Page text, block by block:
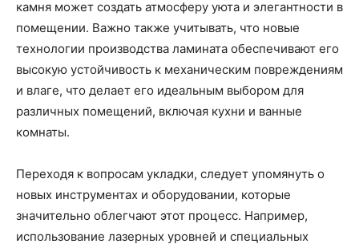
камня может создать атмосферу уюта и элегантности в
помещении. Важно также учитывать, что новые
технологии производства ламината обеспечивают его
высокую устойчивость к механическим повреждениям
и влаге, что делает его идеальным выбором для
различных помещений, включая кухни и ванные
комнаты.
Переходя к вопросам укладки, следует упомянуть о
новых инструментах и оборудовании, которые
значительно облегчают этот процесс. Например,
использование лазерных уровней и специальных